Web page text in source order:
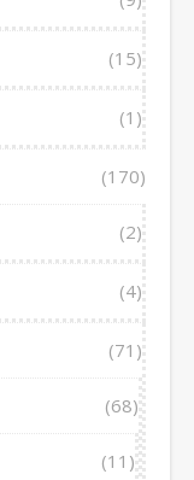
(15)
(1)
(170)
(2)
(4)
(71)
(68)
(11)